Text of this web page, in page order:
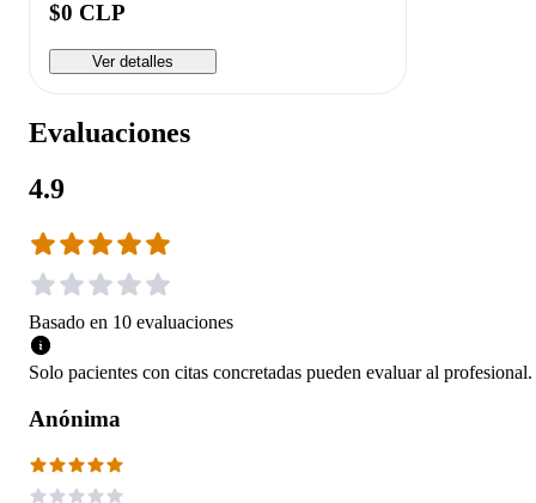
$0 CLP
Ver detalles
Evaluaciones
4.9
Basado en 10 evaluaciones
Solo pacientes con citas concretadas pueden evaluar al profesional.
Anónima